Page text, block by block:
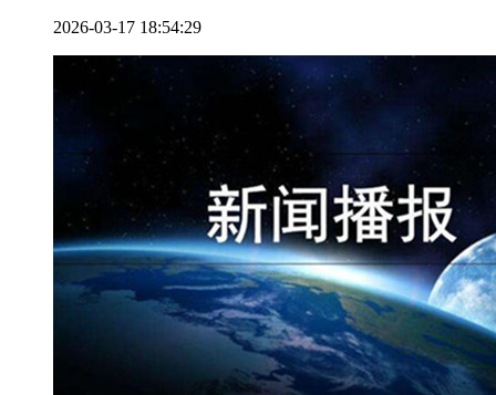
2026-03-17 18:54:29